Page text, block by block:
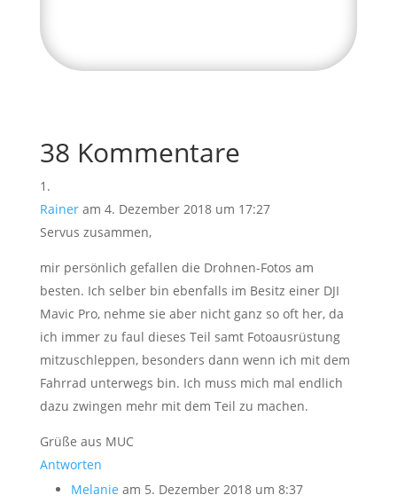
38 Kommentare
Rainer am 4. Dezember 2018 um 17:27
Servus zusammen,
mir persönlich gefallen die Drohnen-Fotos am
besten. Ich selber bin ebenfalls im Besitz einer DJI
Mavic Pro, nehme sie aber nicht ganz so oft her, da
ich immer zu faul dieses Teil samt Fotoausrüstung
mitzuschleppen, besonders dann wenn ich mit dem
Fahrrad unterwegs bin. Ich muss mich mal endlich
dazu zwingen mehr mit dem Teil zu machen.
Grüße aus MUC
Antworten
Melanie am 5. Dezember 2018 um 8:37